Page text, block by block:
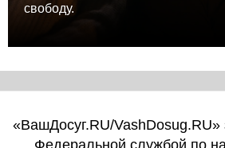
свободу.
«ВашДосуг.RU/VashDosug.RU»
Федеральной службой по